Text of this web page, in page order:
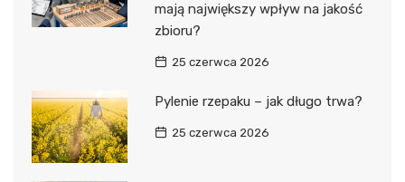
mają największy wpływ na jakość
zbioru?
25 czerwca 2026
Pylenie rzepaku – jak długo trwa?
25 czerwca 2026